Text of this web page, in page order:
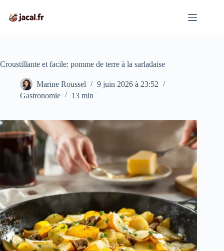
contenu
Croustillante et facile: pomme de terre à la sarladaise
Marine Roussel
9 juin 2026 à 23:52
Gastronomie
13 min